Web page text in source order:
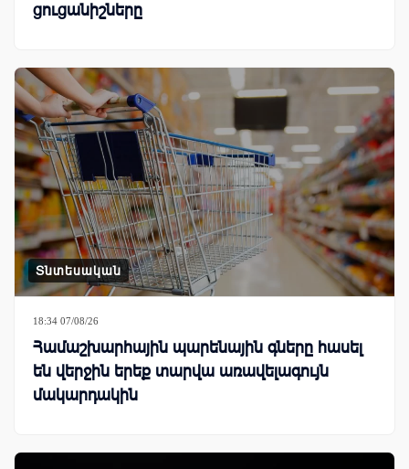
ցուցանիշները
Տնտեսական
18:34 07/08/26
Համաշխարհային պարենային գները հասել
են վերջին երեք տարվա առավելագույն
մակարդակին